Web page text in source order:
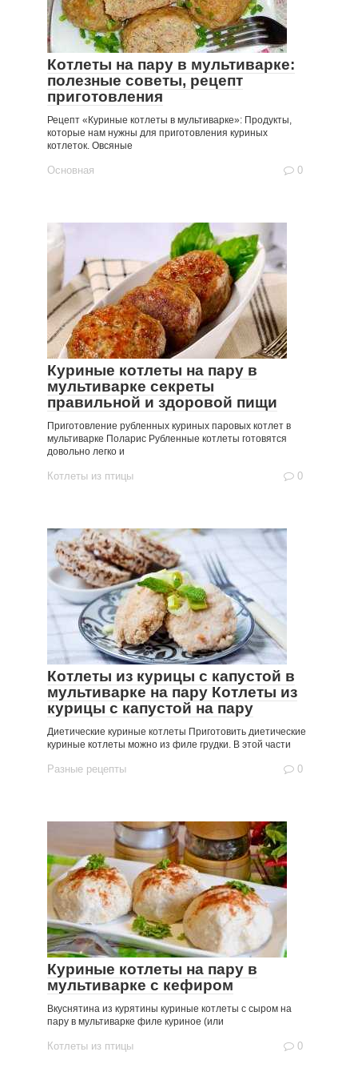
Котлеты на пару в мультиварке:
полезные советы, рецепт
приготовления
Рецепт «Куриные котлеты в мультиварке»: Продукты,
которые нам нужны для приготовления куриных
котлеток. Овсяные
Основная 0
Куриные котлеты на пару в
мультиварке секреты
правильной и здоровой пищи
Приготовление рубленных куриных паровых котлет в
мультиварке Поларис Рубленные котлеты готовятся
довольно легко и
Котлеты из птицы 0
Котлеты из курицы с капустой в
мультиварке на пару Котлеты из
курицы с капустой на пару
Диетические куриные котлеты Приготовить диетические
куриные котлеты можно из филе грудки. В этой части
Разные рецепты 0
Куриные котлеты на пару в
мультиварке с кефиром
Вкуснятина из курятины куриные котлеты с сыром на
пару в мультиварке филе куриное (или
Котлеты из птицы 0